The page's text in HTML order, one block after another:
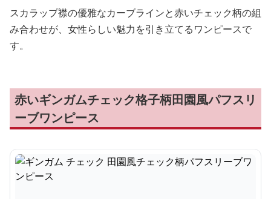
スカラップ襟の優雅なカーブラインと赤いチェック柄の組
み合わせが、女性らしい魅力を引き立てるワンピースで
す。
赤いギンガムチェック格子柄田園風パフスリ
ーブワンピース